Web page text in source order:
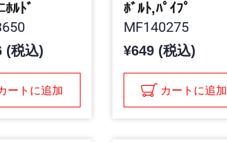
ﾎﾙﾄﾞ
(税込)
ートに追加
ﾎﾞﾙﾄ,ﾊﾟｲﾌﾟ
MF140275
¥649 (税込)
カートに追加